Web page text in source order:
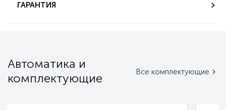
ГАРАНТИЯ
Автоматика и
комплектующие
Все комплектующие